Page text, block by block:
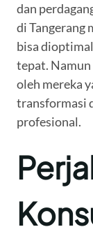
dan
di Tangerang
bisa
tepat. Namun
oleh mereka
transformasi
profesional.